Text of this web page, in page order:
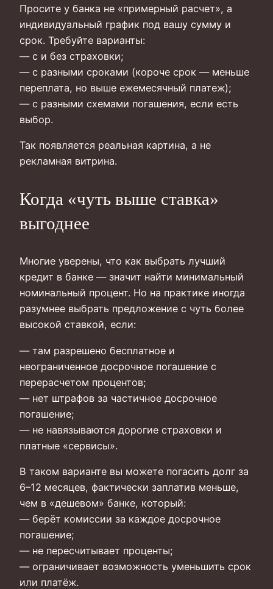
Просите у банка не «примерный расчет», а
индивидуальный график под вашу сумму и
срок. Требуйте варианты:
— с и без страховки;
— с разными сроками (короче срок — меньше
переплата, но выше ежемесячный платеж);
— с разными схемами погашения, если есть
выбор.
Так появляется реальная картина, а не
рекламная витрина.
Когда «чуть выше ставка»
выгоднее
Многие уверены, что как выбрать лучший
кредит в банке — значит найти минимальный
номинальный процент. Но на практике иногда
разумнее выбрать предложение с чуть более
высокой ставкой, если:
— там разрешено бесплатное и
неограниченное досрочное погашение с
перерасчетом процентов;
— нет штрафов за частичное досрочное
погашение;
— не навязываются дорогие страховки и
платные «сервисы».
В таком варианте вы можете погасить долг за
6–12 месяцев, фактически заплатив меньше,
чем в «дешевом» банке, который:
— берёт комиссии за каждое досрочное
погашение;
— не пересчитывает проценты;
— ограничивает возможность уменьшить срок
или платёж.